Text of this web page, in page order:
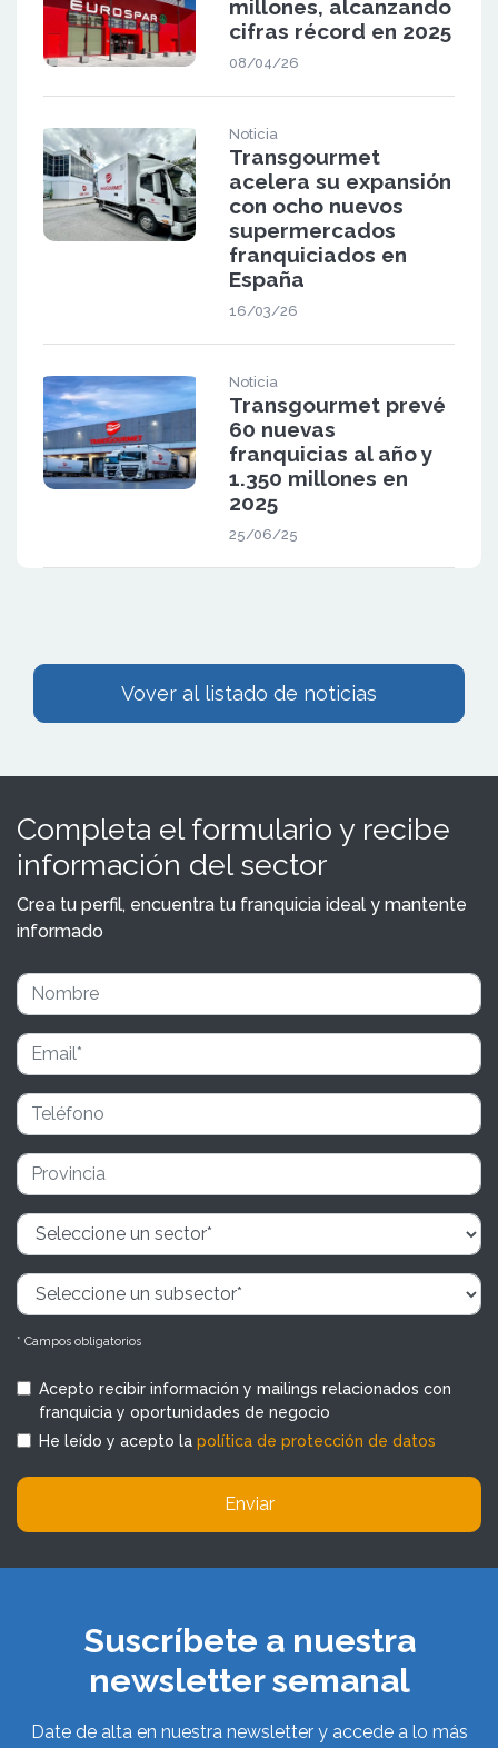
millones, alcanzando
cifras récord en 2025
08/04/26
Noticia
Transgourmet
acelera su expansión
con ocho nuevos
supermercados
franquiciados en
España
16/03/26
Noticia
Transgourmet prevé
60 nuevas
franquicias al año y
1.350 millones en
2025
25/06/25
Vover al listado de noticias
Completa el formulario y recibe
información del sector
Crea tu perfil, encuentra tu franquicia ideal y mantente
informado
* Campos obligatorios
Acepto recibir información y mailings relacionados con
franquicia y oportunidades de negocio
He leído y acepto la política de protección de datos
Enviar
Suscríbete a nuestra
newsletter semanal
Date de alta en nuestra newsletter y accede a lo más